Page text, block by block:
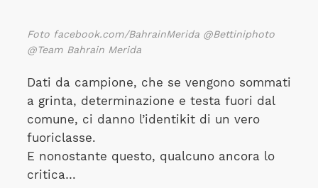
Foto facebook.com/BahrainMerida @Bettiniphoto
@Team Bahrain Merida
Dati da campione, che se vengono sommati
a grinta, determinazione e testa fuori dal
comune, ci danno l’identikit di un vero
fuoriclasse.
E nonostante questo, qualcuno ancora lo
critica…